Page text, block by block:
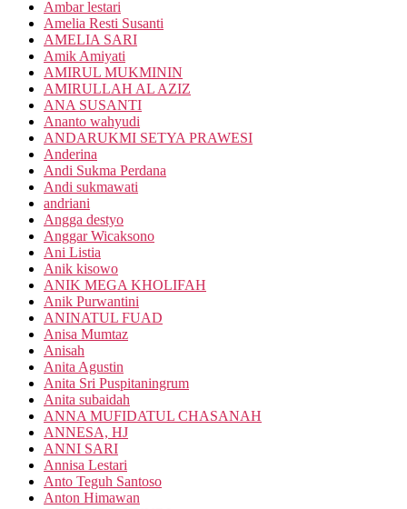
Ambar lestari
Amelia Resti Susanti
AMELIA SARI
Amik Amiyati
AMIRUL MUKMININ
AMIRULLAH AL AZIZ
ANA SUSANTI
Ananto wahyudi
ANDARUKMI SETYA PRAWESI
Anderina
Andi Sukma Perdana
Andi sukmawati
andriani
Angga destyo
Anggar Wicaksono
Ani Listia
Anik kisowo
ANIK MEGA KHOLIFAH
Anik Purwantini
ANINATUL FUAD
Anisa Mumtaz
Anisah
Anita Agustin
Anita Sri Puspitaningrum
Anita subaidah
ANNA MUFIDATUL CHASANAH
ANNESA, HJ
ANNI SARI
Annisa Lestari
Anto Teguh Santoso
Anton Himawan